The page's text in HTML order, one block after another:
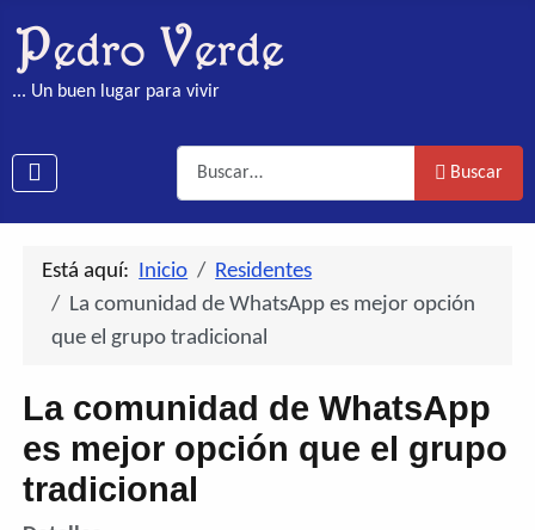
... Un buen lugar para vivir
Buscar
Buscar
Está aquí: Inicio
Residentes
La comunidad de WhatsApp es mejor opción
que el grupo tradicional
La comunidad de WhatsApp
es mejor opción que el grupo
tradicional